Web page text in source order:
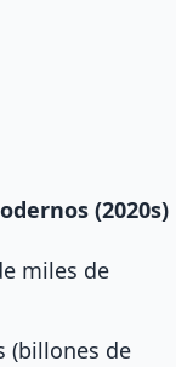
(2020s)
miles de
(billones de